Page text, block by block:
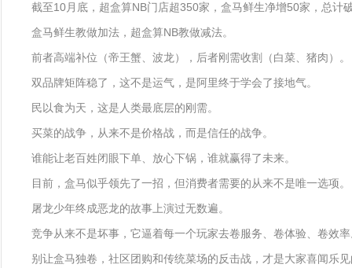
截至10月底，超盒算NB门店超350家，盒马鲜生净增50家，总计
盒马鲜生教做加法，超盒算NB教做减法。
前者高端补位（帝王蟹、波龙），后者刚需收割（白菜、猪肉）。
双品牌矩阵稳了，这不是运气，是阿里终于学会了接地气。
民以食为天，这是人类最底层的刚需。
买菜的战争，从来不是价格战，而是信任的战争。
谁能让老百姓闭眼下单、放心下锅，谁就赢得了未来。
目前，盒马似乎领先了一招，但消费者需要的从来不是唯一选项。
屠龙少年终成恶龙的故事上演过无数遍。
竞争从来不是坏事，它逼着每一个玩家去卷服务、卷体验、卷效
别让盒马独卷，社区团购和传统菜场的反击战，才是大家喜闻乐